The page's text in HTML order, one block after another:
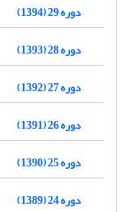
دوره 29 (1394)
دوره 28 (1393)
دوره 27 (1392)
دوره 26 (1391)
دوره 25 (1390)
دوره 24 (1389)